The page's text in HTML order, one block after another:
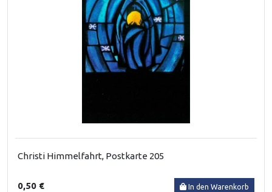
Christi Himmelfahrt, Postkarte 205
0,50 € In den Warenkorb